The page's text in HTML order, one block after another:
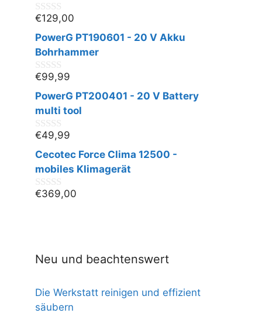
0
v
o
n
€129,00
PowerG PT190601 - 20 V Akku
Bohrhammer
0
v
o
n
€99,99
PowerG PT200401 - 20 V Battery
multi tool
0
v
o
n
€49,99
Cecotec Force Clima 12500 -
mobiles Klimagerät
0
€369,00
Neu und beachtenswert
Die Werkstatt reinigen und effizient
säubern